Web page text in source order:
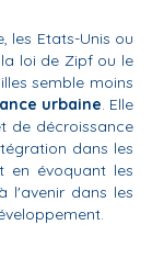
les Etats-Unis ou
loi de Zipf ou le
semble moins
urbaine. Elle
de décroissance
dans les
en évoquant les
l'avenir dans les